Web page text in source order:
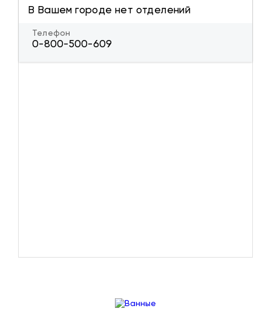
В Вашем городе нет отделений
Телефон
0-800-500-609